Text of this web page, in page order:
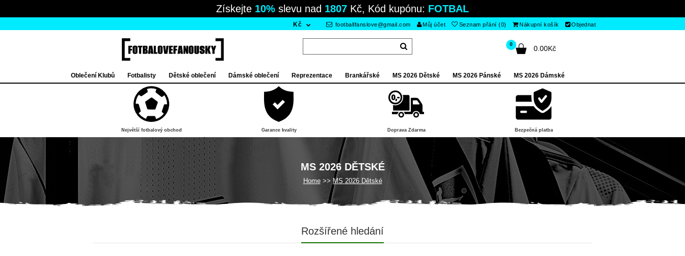
Získejte 10% slevu nad 1807 Kč, Kód kupónu: FOTBAL
Kč footballfanslove@gmail.com Můj účet Seznam přání (0) Nákupní košík Objednat
0
0.00Kč
Oblečení Klubů Fotbalisty Dětské oblečení Dámské oblečení Reprezentace Brankářské MS 2026 Dětské MS 2026 Pánské MS 2026 Dámské
Největší fotbalový obchod Garance kvality Doprava Zdarma Bezpečná platba
MS 2026 DĚTSKÉ
Home MS 2026 Dětské
Rozšířené hledání